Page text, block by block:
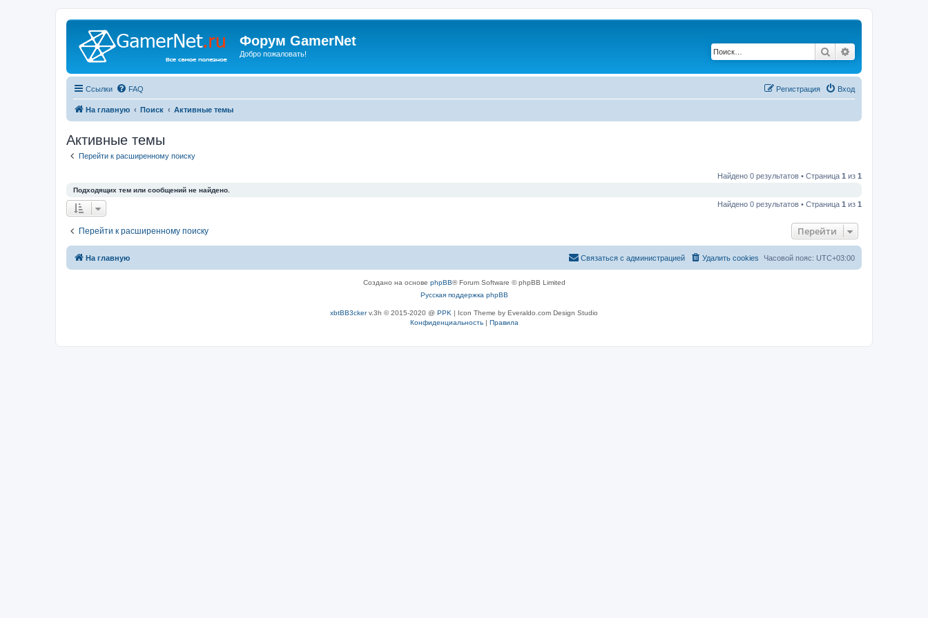
Форум GamerNet
Добро пожаловать! Поиск
Ссылки FAQ Вход
Регистрация
На главную Поиск Активные темы
Активные темы
Перейти к расширенному поиску
Найдено 0 результатов • Страница 1 из 1
Подходящих тем или сообщений не найдено.
Найдено 0 результатов • Страница 1 из 1
Перейти к расширенному поиску Перейти
На главную Часовой пояс: UTC+03:00
Удалить cookies
Связаться с администрацией
Создано на основе phpBB® Forum Software © phpBB Limited
Русская поддержка phpBB
xbtBB3ckerv.3h © 2015-2020 @ PPK | Icon Theme by Everaldo.com Design Studio
Конфиденциальность| Правила